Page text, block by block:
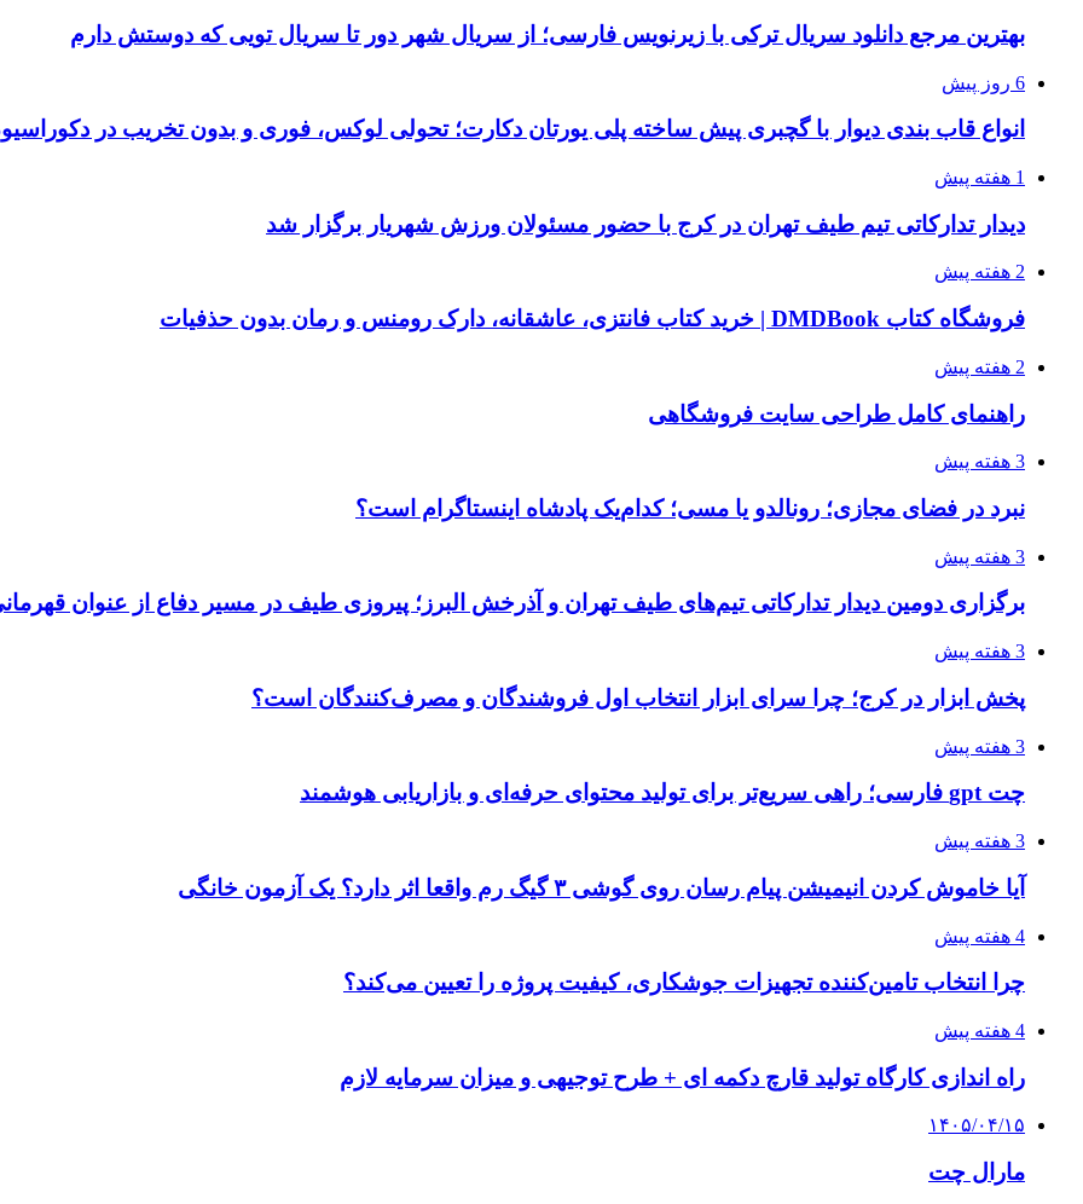
بهترین مرجع دانلود سریال ترکی با زیرنویس فارسی؛ از سریال شهر دور تا سریال تویی که دوستش دارم
6 روز پیش
انواع قاب بندی دیوار با گچبری پیش ساخته پلی یورتان دکارت؛ تحولی لوکس، فوری و بدون تخریب در
1 هفته پیش
دیدار تدارکاتی تیم طیف تهران در کرج با حضور مسئولان ورزش شهریار برگزار شد
2 هفته پیش
فروشگاه کتاب DMDBook | خرید کتاب فانتزی، عاشقانه، دارک رومنس و رمان بدون حذفیات
2 هفته پیش
راهنمای کامل طراحی سایت فروشگاهی
3 هفته پیش
نبرد در فضای مجازی؛ رونالدو یا مسی؛ کدام‌یک پادشاه اینستاگرام است؟
3 هفته پیش
برگزاری دومین دیدار تدارکاتی تیم‌های طیف تهران و آذرخش البرز؛ پیروزی طیف در مسیر دفاع از عنوان
3 هفته پیش
پخش ابزار در کرج؛ چرا سرای ابزار انتخاب اول فروشندگان و مصرف‌کنندگان است؟
3 هفته پیش
چت gpt فارسی؛ راهی سریع‌تر برای تولید محتوای حرفه‌ای و بازاریابی هوشمند
3 هفته پیش
آیا خاموش کردن انیمیشن پیام رسان روی گوشی ۳ گیگ رم واقعا اثر دارد؟ یک آزمون خانگی
4 هفته پیش
چرا انتخاب تامین‌کننده تجهیزات جوشکاری، کیفیت پروژه را تعیین می‌کند؟
4 هفته پیش
راه اندازی کارگاه تولید قارچ دکمه ای + طرح توجیهی و میزان سرمایه لازم
۱۴۰۵/۰۴/۱۵
مارال چت